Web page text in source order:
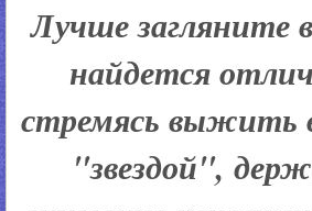
Лучше загляните
найдется
стремясь выжить
"звездой",